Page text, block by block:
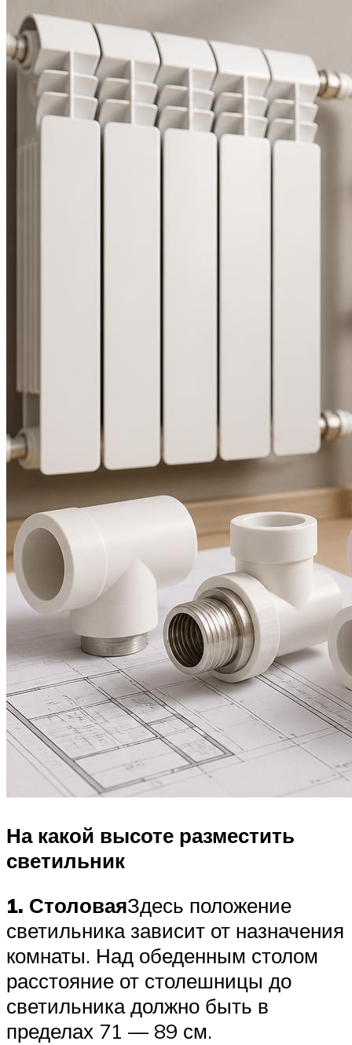
На какой высоте разместить
светильник
1. СтоловаяЗдесь положение
светильника зависит от назначения
комнаты. Над обеденным столом
расстояние от столешницы до
светильника должно быть в
пределах 71 — 89 см.